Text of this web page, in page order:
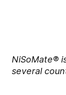
NiSoMate®
several